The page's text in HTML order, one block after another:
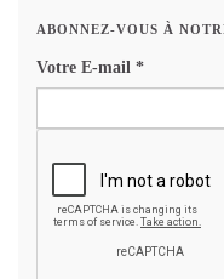
ABONNEZ-VOUS À
Votre E-mail *